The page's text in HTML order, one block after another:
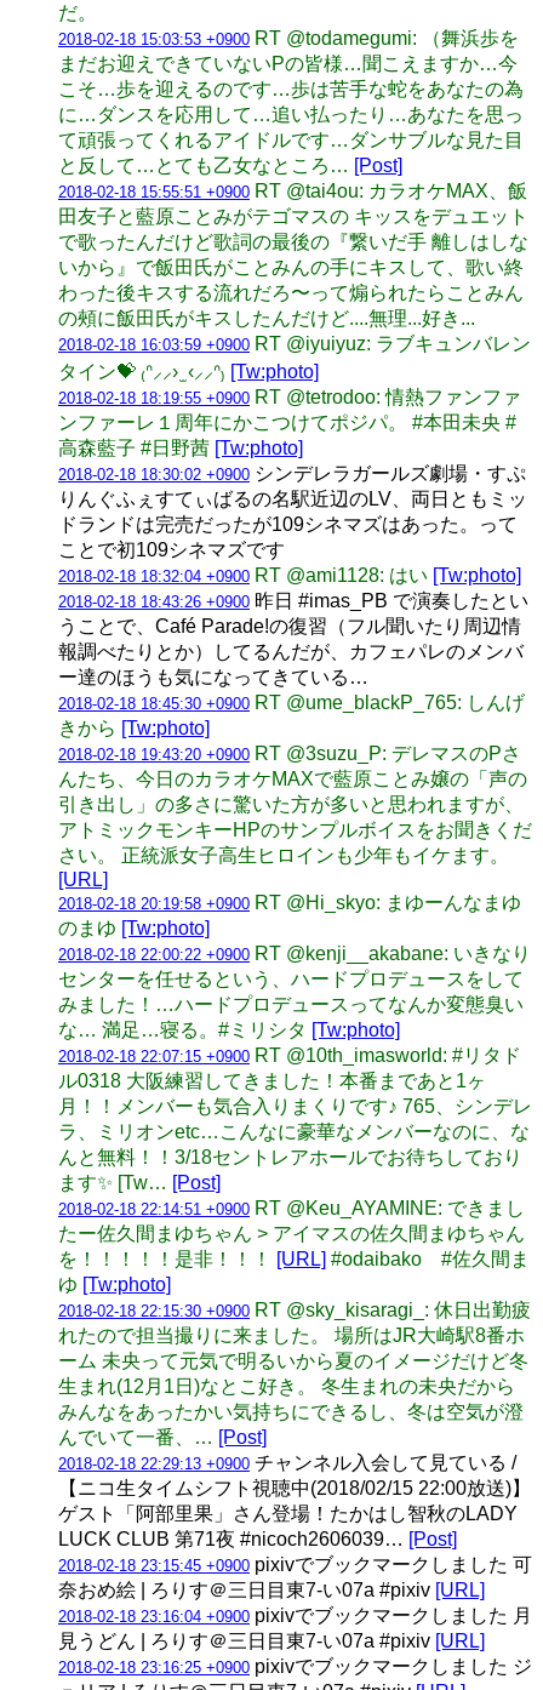
だ。
2018-02-18 15:03:53 +0900 RT @todamegumi: （舞浜歩を
まだお迎えできていないPの皆様…聞こえますか…今
こそ…歩を迎えるのです…歩は苦手な蛇をあなたの為
に…ダンスを応用して…追い払ったり…あなたを思っ
て頑張ってくれるアイドルです…ダンサブルな見た目
と反して…とても乙女なところ… [Post]
2018-02-18 15:55:51 +0900 RT @tai4ou: カラオケMAX、飯
田友子と藍原ことみがテゴマスの キッスをデュエット
で歌ったんだけど歌詞の最後の『繋いだ手 離しはしな
いから』で飯田氏がことみんの手にキスして、歌い終
わった後キスする流れだろ〜って煽られたらことみん
の頰に飯田氏がキスしたんだけど....無理...好き...
2018-02-18 16:03:59 +0900 RT @iyuiyuz: ラブキュンバレン
タイン💝 ₍ᐢ⸝⸝› ̫ ‹⸝⸝ᐢ₎ [Tw:photo]
2018-02-18 18:19:55 +0900 RT @tetrodoo: 情熱ファンファ
ンファーレ１周年にかこつけてポジパ。 #本田未央 #
高森藍子 #日野茜 [Tw:photo]
2018-02-18 18:30:02 +0900 シンデレラガールズ劇場・すぷ
りんぐふぇすてぃばるの名駅近辺のLV、両日ともミッ
ドランドは完売だったが109シネマズはあった。って
ことで初109シネマズです
2018-02-18 18:32:04 +0900 RT @ami1128: はい [Tw:photo]
2018-02-18 18:43:26 +0900 昨日 #imas_PB で演奏したとい
うことで、Café Parade!の復習（フル聞いたり周辺情
報調べたりとか）してるんだが、カフェパレのメンバ
ー達のほうも気になってきている…
2018-02-18 18:45:30 +0900 RT @ume_blackP_765: しんげ
きから [Tw:photo]
2018-02-18 19:43:20 +0900 RT @3suzu_P: デレマスのPさ
んたち、今日のカラオケMAXで藍原ことみ嬢の「声の
引き出し」の多さに驚いた方が多いと思われますが、
アトミックモンキーHPのサンプルボイスをお聞きくだ
さい。 正統派女子高生ヒロインも少年もイケます。
[URL]
2018-02-18 20:19:58 +0900 RT @Hi_skyo: まゆーんなまゆ
のまゆ [Tw:photo]
2018-02-18 22:00:22 +0900 RT @kenji__akabane: いきなり
センターを任せるという、ハードプロデュースをして
みました！…ハードプロデュースってなんか変態臭い
な… 満足…寝る。#ミリシタ [Tw:photo]
2018-02-18 22:07:15 +0900 RT @10th_imasworld: #リタド
ル0318 大阪練習してきました！本番まであと1ヶ
月！！メンバーも気合入りまくりです♪ 765、シンデレ
ラ、ミリオンetc…こんなに豪華なメンバーなのに、な
んと無料！！3/18セントレアホールでお待ちしており
ます✨ [Tw… [Post]
2018-02-18 22:14:51 +0900 RT @Keu_AYAMINE: できまし
たー佐久間まゆちゃん > アイマスの佐久間まゆちゃん
を！！！！！是非！！！
[URL] #odaibako #佐久間ま
ゆ [Tw:photo]
2018-02-18 22:15:30 +0900 RT @sky_kisaragi_: 休日出勤疲
れたので担当撮りに来ました。 場所はJR大崎駅8番ホ
ーム 未央って元気で明るいから夏のイメージだけど冬
生まれ(12月1日)なとこ好き。 冬生まれの未央だから
みんなをあったかい気持ちにできるし、冬は空気が澄
んでいて一番、… [Post]
2018-02-18 22:29:13 +0900 チャンネル入会して見ている /
【ニコ生タイムシフト視聴中(2018/02/15 22:00放送)】
ゲスト「阿部里果」さん登場！たかはし智秋のLADY
LUCK CLUB 第71夜 #nicoch2606039… [Post]
2018-02-18 23:15:45 +0900 pixivでブックマークしました 可
奈おめ絵 | ろりす＠三日目東7-い07a #pixiv [URL]
2018-02-18 23:16:04 +0900 pixivでブックマークしました 月
見うどん | ろりす＠三日目東7-い07a #pixiv [URL]
2018-02-18 23:16:25 +0900 pixivでブックマークしました ジ